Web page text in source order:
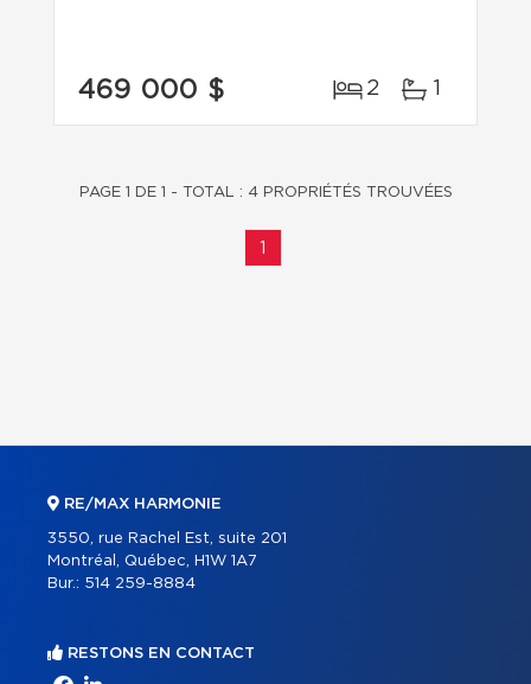
469 000 $ 2 1
PAGE 1 DE 1 - TOTAL : 4 PROPRIÉTÉS TROUVÉES
RE/MAX HARMONIE
3550, rue Rachel Est, suite 201
Montréal, Québec, H1W 1A7
Bur.: 514 259-8884
RESTONS EN CONTACT